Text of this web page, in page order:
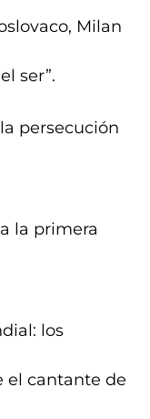
Milan
ser”.
persecución
la primera
los
el cantante de